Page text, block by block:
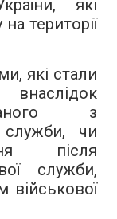
які
території
які стали
з
служби, чи
після
служби,
військової